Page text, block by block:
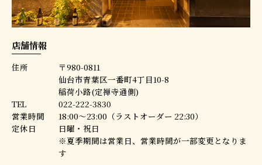
店舗情報
住所
〒980-0811
仙台市青葉区一番町4丁目10-8
稲荷小路(定禅寺通側)
TEL
022-222-3830
営業時間
18:00〜23:00（ラストオーダー 22:30）
定休日
日曜・祝日
※夏季期間は営業日、営業時間が一部変更となりま
す